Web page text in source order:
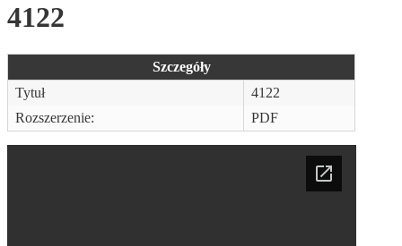
4122
Szczegóły
Tytuł
4122
Rozszerzenie:
PDF